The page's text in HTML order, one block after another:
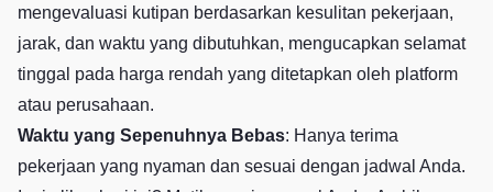
mengevaluasi kutipan berdasarkan kesulitan pekerjaan,
jarak, dan waktu yang dibutuhkan, mengucapkan selamat
tinggal pada harga rendah yang ditetapkan oleh platform
atau perusahaan.
Waktu yang Sepenuhnya Bebas: Hanya terima
pekerjaan yang nyaman dan sesuai dengan jadwal Anda.